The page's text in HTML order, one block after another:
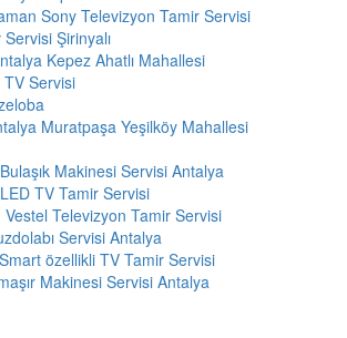
Sony Televizyon Tamir Servisi
Şirinyalı
Kepez Ahatlı Mahallesi
Servisi
Muratpaşa Yeşilköy Mahallesi
Makinesi Servisi Antalya
TV Tamir Servisi
Televizyon Tamir Servisi
Servisi Antalya
özellikli TV Tamir Servisi
Makinesi Servisi Antalya